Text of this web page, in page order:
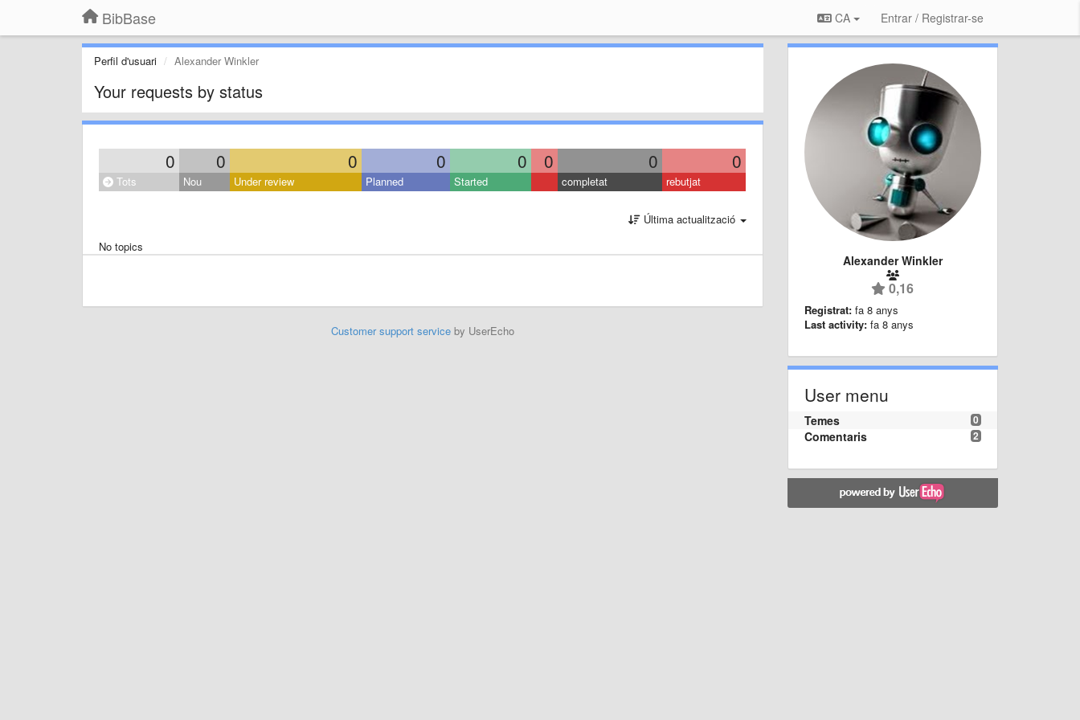
BibBase CA Entrar / Registrar-se
Perfil d'usuari Alexander Winkler
Your requests by status
0 0 0 0 0 0 0 0
Tots Nou Under review Planned Started completat rebutjat
Última actualització
No topics
Customer support serviceby UserEcho
Alexander Winkler
0,16
Registrat: fa 8 anys
Last activity: fa 8 anys
User menu
0
Temes
2
Comentaris